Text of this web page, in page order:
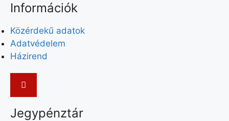
Információk
Közérdekű adatok
Adatvédelem
Házirend
Jegypénztár